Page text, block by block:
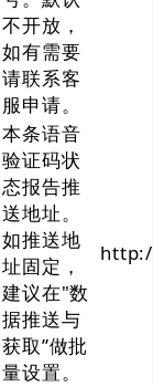
不开放，
如有需要
请联系客
服申请。
本条语音
验证码状
态报告推
送地址。
如推送地
址固定，
建议在"数
据推送与
获取”做批
量设置。